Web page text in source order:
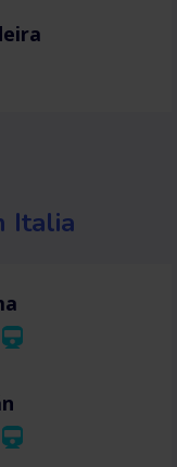
Italia